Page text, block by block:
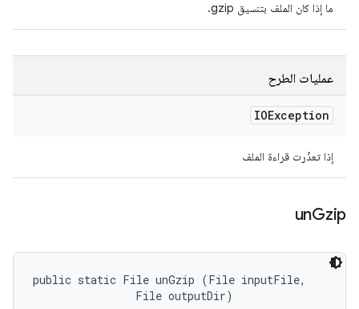
ما إذا كان الملف بتنسيق gzip.
عمليات الطرح
IOException
إذا تعذّرت قراءة الملف
unGzip
public static File unGzip (File inputFile,
                File outputDir)